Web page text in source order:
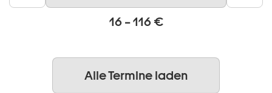
16 – 116 €
Alle Termine laden